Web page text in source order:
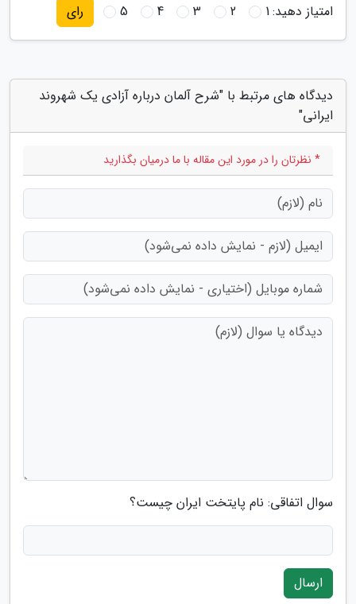
امتیاز دهید:1
2
3
4
5 رای
دیدگاه های مرتبط با "شرح آلمان درباره آزادی یک شهروند
ایرانی"
* نظرتان را در مورد این مقاله با ما درمیان بگذارید
سوال اتفاقی: نام پایتخت ایران چیست؟
ارسال